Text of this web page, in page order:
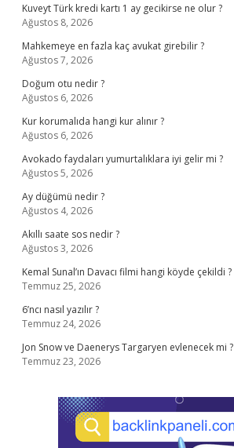
Kuveyt Türk kredi kartı 1 ay gecikirse ne olur ?
Ağustos 8, 2026
Mahkemeye en fazla kaç avukat girebilir ?
Ağustos 7, 2026
Doğum otu nedir ?
Ağustos 6, 2026
Kur korumalıda hangi kur alınır ?
Ağustos 6, 2026
Avokado faydaları yumurtalıklara iyi gelir mi ?
Ağustos 5, 2026
Ay düğümü nedir ?
Ağustos 4, 2026
Akıllı saate sos nedir ?
Ağustos 3, 2026
Kemal Sunal’ın Davacı filmi hangi köyde çekildi ?
Temmuz 25, 2026
6’ncı nasıl yazılır ?
Temmuz 24, 2026
Jon Snow ve Daenerys Targaryen evlenecek mi ?
Temmuz 23, 2026